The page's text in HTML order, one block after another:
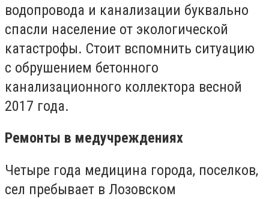
водопровода и канализации буквально
спасли население от экологической
катастрофы. Стоит вспомнить ситуацию
с обрушением бетонного
канализационного коллектора весной
2017 года.
Ремонты в медучреждениях
Четыре года медицина города, поселков,
сел пребывает в Лозовском